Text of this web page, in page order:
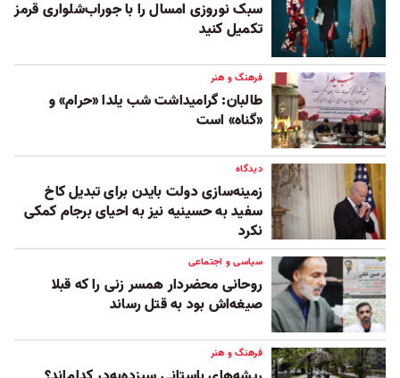
سبک نوروزی امسال را با جوراب‌شلواری قرمز
تکمیل کنید
فرهنگ و هنر
طالبان: گرامیداشت شب یلدا «حرام» و
«گناه» است
دیدگاه
زمینه‌سازی دولت بایدن برای تبدیل کاخ
سفید به حسینیه نیز به احیای برجام کمکی
نکرد
سیاسی و اجتماعی
روحانی محضردار همسر زنی را که قبلا
صیغه‌اش بود به قتل رساند
فرهنگ و هنر